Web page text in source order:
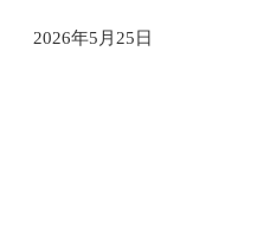
2026年5 月 25日